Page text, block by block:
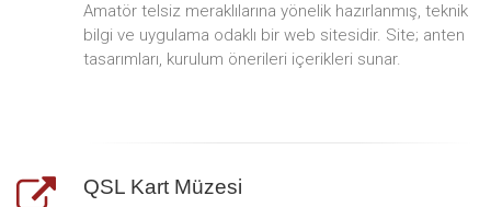
Amatör telsiz meraklılarına yönelik hazırlanmış, teknik
bilgi ve uygulama odaklı bir web sitesidir. Site; anten
tasarımları, kurulum önerileri içerikleri sunar.
QSL Kart Müzesi